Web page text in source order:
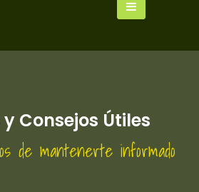
Consejos Útiles
de mantenerte informado